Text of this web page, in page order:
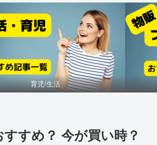
育児/生活
すめ？ 今が買い時？